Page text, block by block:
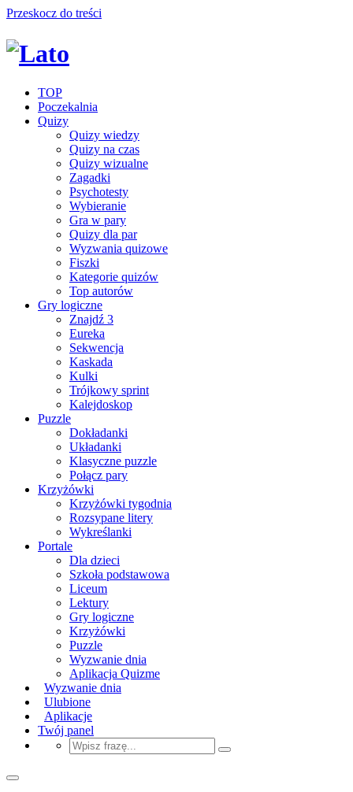
Przeskocz do treści
TOP
Poczekalnia
Quizy
Quizy wiedzy
Quizy na czas
Quizy wizualne
Zagadki
Psychotesty
Wybieranie
Gra w pary
Quizy dla par
Wyzwania quizowe
Fiszki
Kategorie quizów
Top autorów
Gry logiczne
Znajdź 3
Eureka
Sekwencja
Kaskada
Kulki
Trójkowy sprint
Kalejdoskop
Puzzle
Dokładanki
Układanki
Klasyczne puzzle
Połącz pary
Krzyżówki
Krzyżówki tygodnia
Rozsypane litery
Wykreślanki
Portale
Dla dzieci
Szkoła podstawowa
Liceum
Lektury
Gry logiczne
Krzyżówki
Puzzle
Wyzwanie dnia
Aplikacja Quizme
Wyzwanie dnia
Ulubione
Aplikacje
Twój panel